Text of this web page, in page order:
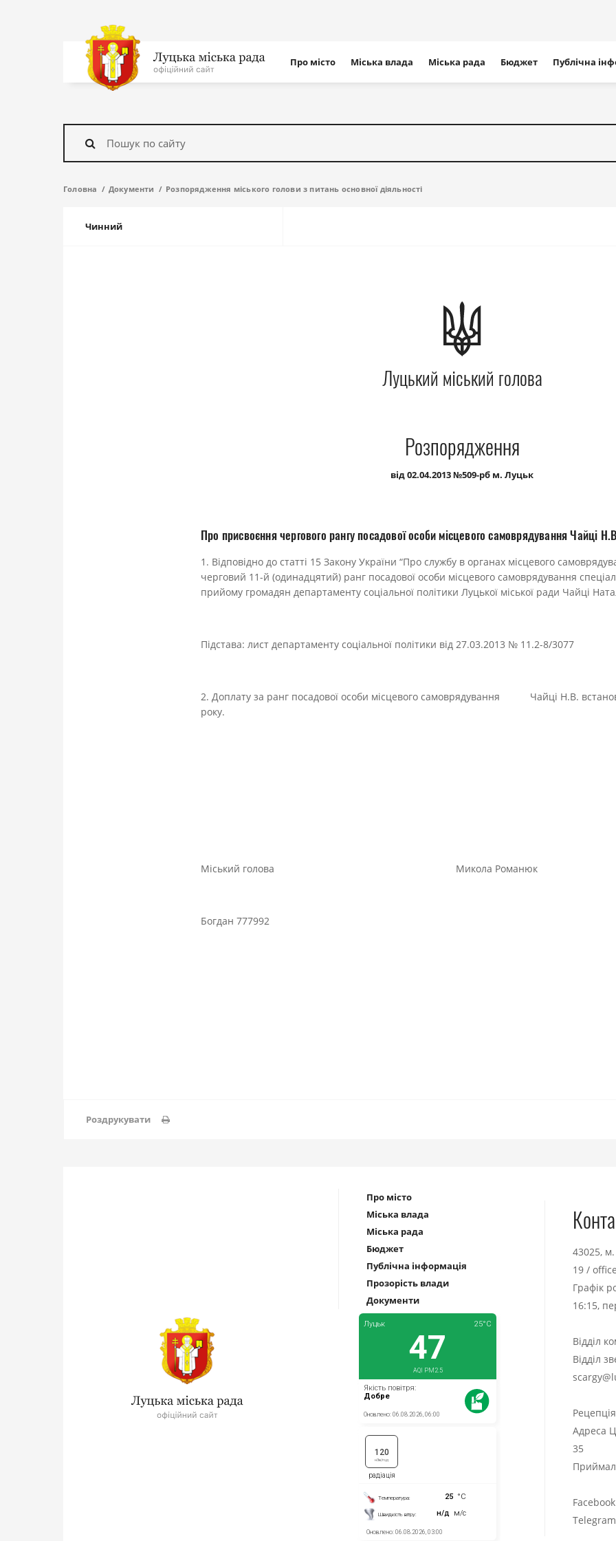
На
головну
сайту
Про місто Міська влада Міська рада Бюджет Публічна
Знайти
Головна Документи Розпорядження міського голови з питань основної діяльності
Чинний
Луцький міський голова
Розпорядження
від 02.04.2013 №509-рб м. Луцьк
Про присвоєння чергового рангу посадової особи місцевого самоврядування Чайці
1. Відповідно до статті 15 Закону України “Про службу в органах місцевого
черговий 11-й (одинадцятий) ранг посадової особи місцевого самоврядування
прийому громадян департаменту соціальної політики Луцької міської ради Чайці
Підстава: лист департаменту соціальної політики від 27.03.2013 № 11.2-8/3077
2. Доплату за ранг посадової особи місцевого самоврядування Чайці Н.В.
року.
Міський голова Микола Романюк
Богдан 777992
Роздрукувати
Про місто
Міська влада
Міська рада
Бюджет
Публічна інформація
Прозорість влади
Документи
43025,
19 /
Графік
16:15,
Відділ
Відділ
Адреса
35